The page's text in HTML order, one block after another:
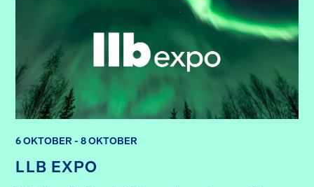
LLB EXPO
6 OKTOBER - 8 OKTOBER